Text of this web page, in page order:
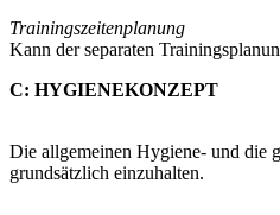
Trainingszeitenplanung
Kann der separaten
C: HYGIENEKONZEPT
Die allgemeinen Hygiene- und die
grundsätzlich einzuhalten.